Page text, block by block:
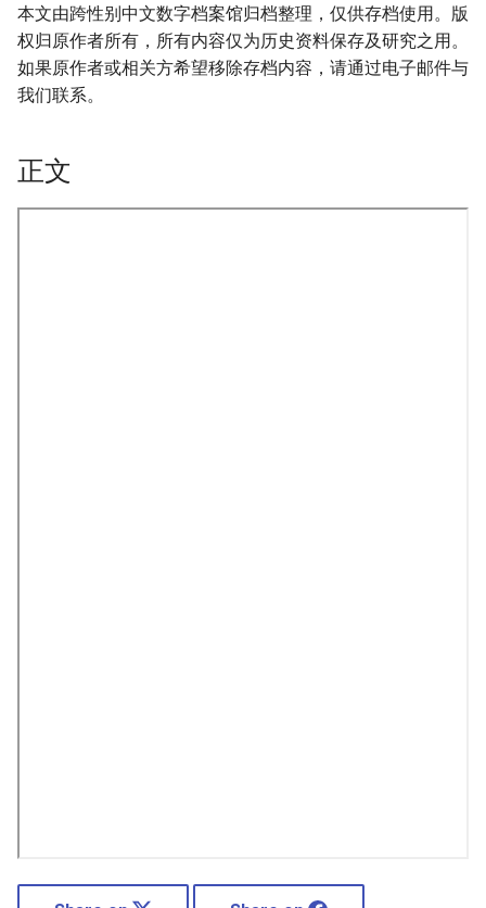
本文由跨性别中文数字档案馆归档整理，仅供存档使用。版
权归原作者所有，所有内容仅为历史资料保存及研究之用。
如果原作者或相关方希望移除存档内容，请通过电子邮件与
我们联系。
正文